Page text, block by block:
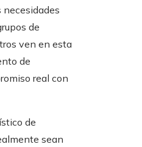
necesidades
de
ven en esta
de
real con
de
sean